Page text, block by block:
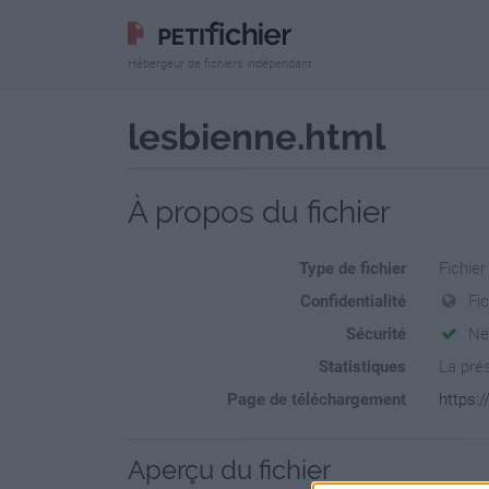
Hébergeur de fichiers indépendant
lesbienne.html
À propos du fichier
Type de fichier
Confidentialité
Sécurité
Statistiques
La
Page de téléchargement
Aperçu du fichier